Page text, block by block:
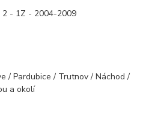
2 - 1Z - 2004-2009
/ Pardubice / Trutnov / Náchod /
a okolí